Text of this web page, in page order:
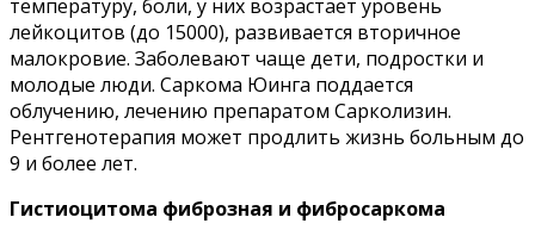
температуру, боли, у них возрастает уровень
лейкоцитов (до 15000), развивается вторичное
малокровие. Заболевают чаще дети, подростки и
молодые люди. Саркома Юинга поддается
облучению, лечению препаратом Сарколизин.
Рентгенотерапия может продлить жизнь больным до
9 и более лет.
Гистиоцитома фиброзная и фибросаркома